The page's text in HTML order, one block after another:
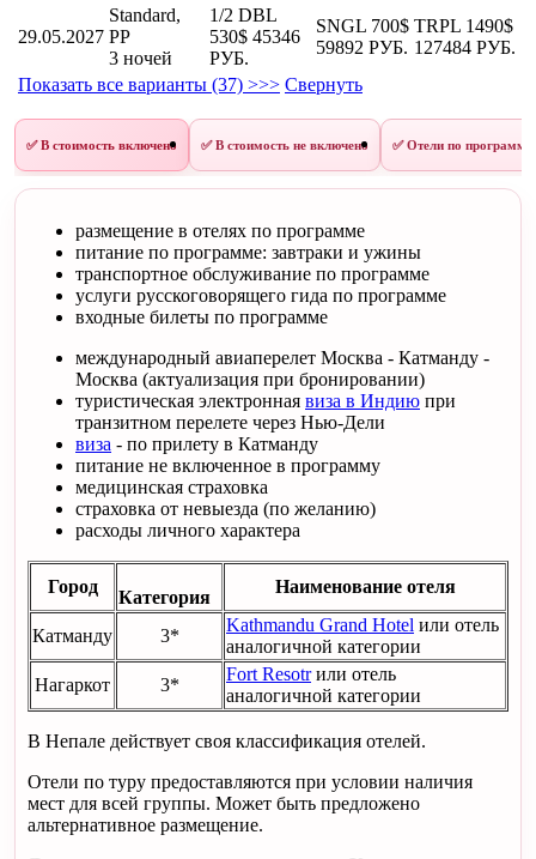
29.05.2027
Standard,
PP
3 ночей
1/2 DBL
530$ 45346
РУБ.
SNGL 700$
59892 РУБ.
TRPL 1490$
127484 РУБ.
Показать все варианты (37) >>> Свернуть
✅ В стоимость включено ✅ В стоимость не включено ✅ Отели по программе
размещение в отелях по программе
питание по программе: завтраки и ужины
транспортное обслуживание по программе
услуги русскоговорящего гида по программе
входные билеты по программе
международный авиаперелет Москва - Катманду -
Москва (актуализация при бронировании)
туристическая электронная виза в Индию при
транзитном перелете через Нью-Дели
виза - по прилету в Катманду
питание не включенное в программу
медицинская страховка
страховка от невыезда (по желанию)
расходы личного характера
Город
Категория
Наименование отеля
Катманду 3*
Kathmandu Grand Hotel или отель
аналогичной категории
Нагаркот
3*
Fort Resotrили отель
аналогичной категории
В Непале действует своя классификация отелей.
Отели по туру предоставляются при условии наличия
мест для всей группы. Может быть предложено
альтернативное размещение.